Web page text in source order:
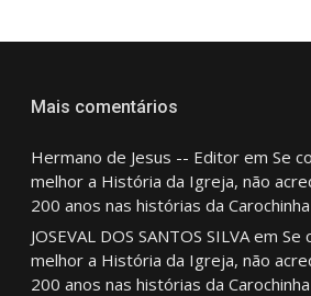
Mais comentários
Hermano de Jesus -- Editorem Se
melhor a História da Igreja, não
200 anos nas histórias da
JOSEVAL DOS SANTOS SILVAem Se
melhor a História da Igreja, não
200 anos nas histórias da